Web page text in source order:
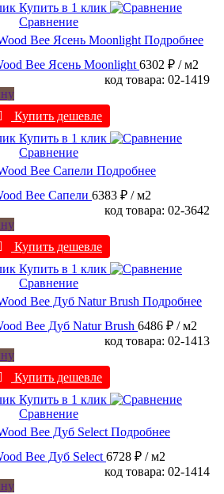
Купить в 1 клик
Сравнение
Подробнее
Bee Ясень Moonlight 6302 ₽ / м2
код товара: 02-1419
Купить дешевле
Купить в 1 клик
Сравнение
Подробнее
Bee Сапели 6383 ₽ / м2
код товара: 02-3642
Купить дешевле
Купить в 1 клик
Сравнение
Подробнее
Bee Дуб Natur Brush 6486 ₽ / м2
код товара: 02-1413
Купить дешевле
Купить в 1 клик
Сравнение
Подробнее
Bee Дуб Select 6728 ₽ / м2
код товара: 02-1414